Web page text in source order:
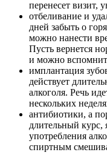
перенесет визит,
отбеливание и
дней забыть о
можно нанести
Пусть вернется
и можно
имплантация
действует
алкоголя. Речь
нескольких
антибиотики, а
длительный курс,
употребления
спиртным